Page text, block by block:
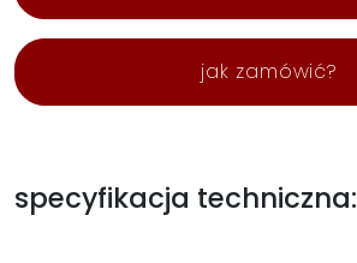
jak zamówić?
specyfikacja techniczna: